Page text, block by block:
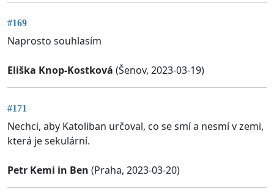
#169
Naprosto souhlasím
Eliška Knop-Kostková (Šenov, 2023-03-19)
#171
Nechci, aby Katoliban určoval, co se smí a nesmí v zemi,
která je sekulární.
Petr Kemi in Ben (Praha, 2023-03-20)